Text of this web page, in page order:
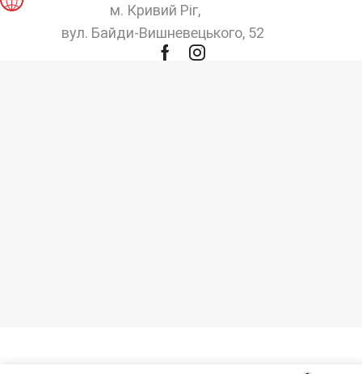
м. Кривий Ріг,
вул. Байди-Вишневецького, 52
FacebookInstagram